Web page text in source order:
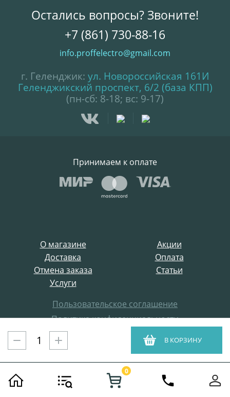
В КОРЗИНУ
О магазине
Акции
Доставка
Оплата
Отмена заказа
Статьи
Услуги
Пользовательское соглашение
Политика конфиденциальности
Все права защищены
ProffElectro.ru © 2021
Остались вопросы? Звоните!
+7 (861) 730-88-16
info.proffelectro@gmail.com
г. Геленджик: ул. Новороссийская 161И
Геленджикский проспект, 6/2 (база КПП)
(пн-сб: 8-18; вс: 9-17)
Принимаем к оплате
0